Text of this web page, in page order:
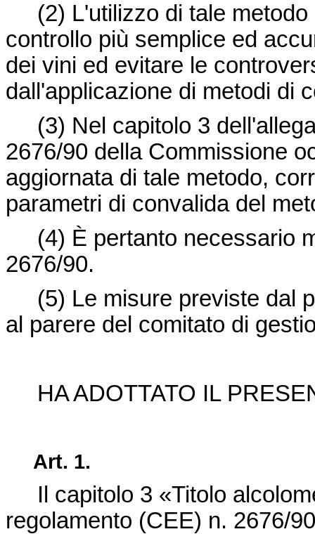
(2) L'utilizzo di tale
controllo più semplice ed
dei vini ed evitare le
dall'applicazione di metodi di
(3) Nel capitolo 3
2676/90 della Commissione
aggiornata di tale metodo,
parametri di convalida del
(4) È pertanto necessario
2676/90.
(5) Le misure previste dal
al parere del comitato di
HA ADOTTATO IL
Art. 1.
Il capitolo 3 «Titolo
regolamento (CEE) n. 2676/